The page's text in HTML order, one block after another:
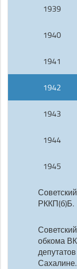
1939
1940
1941
1942
1943
1944
1945
РККП(б)Б.
обкома
Сахалине.